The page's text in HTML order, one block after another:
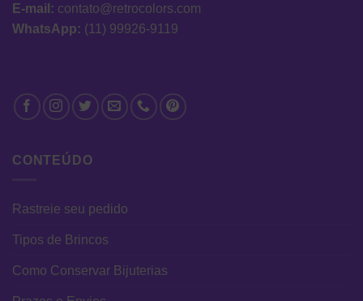
E-mail: contato@retrocolors.com
WhatsApp: (11) 99926-9119
CONTEÚDO
Rastreie seu pedido
Tipos de Brincos
Como Conservar Bijuterias